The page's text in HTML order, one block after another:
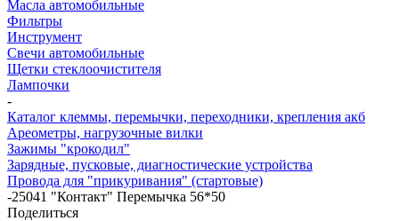
Масла автомобильные
Фильтры
Инструмент
Свечи автомобильные
Щетки стеклоочистителя
Лампочки
-
Каталог клеммы, перемычки, переходники, крепления акб
Ареометры, нагрузочные вилки
Зажимы "крокодил"
Зарядные, пусковые, диагностические устройства
Провода для "прикуривания" (стартовые)
-25041 "Контакт" Перемычка 56*50
Поделиться